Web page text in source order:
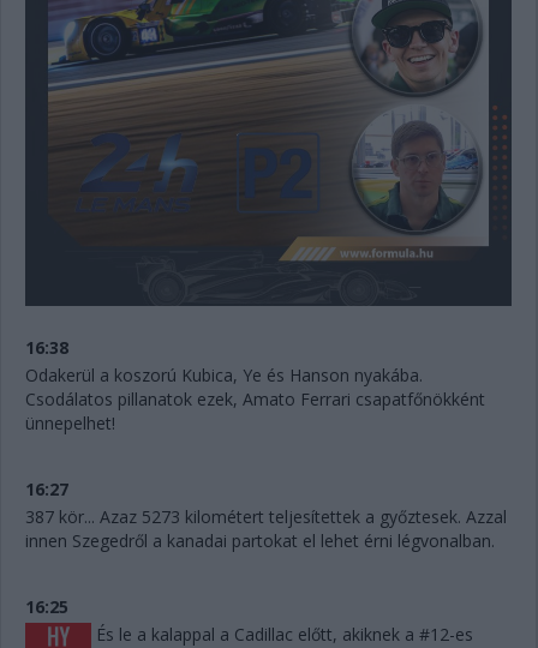
16:38
Odakerül a koszorú Kubica, Ye és Hanson nyakába.
Csodálatos pillanatok ezek, Amato Ferrari csapatfőnökként
ünnepelhet!
16:27
387 kör... Azaz 5273 kilométert teljesítettek a győztesek. Azzal
innen Szegedről a kanadai partokat el lehet érni légvonalban.
16:25
És le a kalappal a Cadillac előtt, akiknek a #12-es